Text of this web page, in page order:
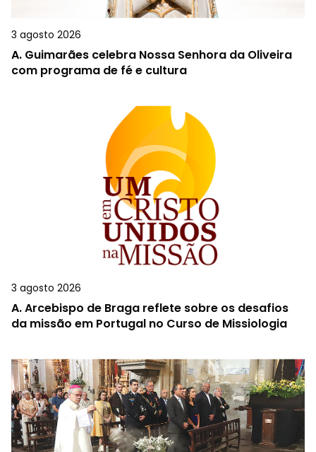
3 agosto 2026
A. Guimarães celebra Nossa Senhora da Oliveira
com programa de fé e cultura
3 agosto 2026
A.Arcebispo de Braga reflete sobre os desafios
da missão em Portugal no Curso de Missiologia